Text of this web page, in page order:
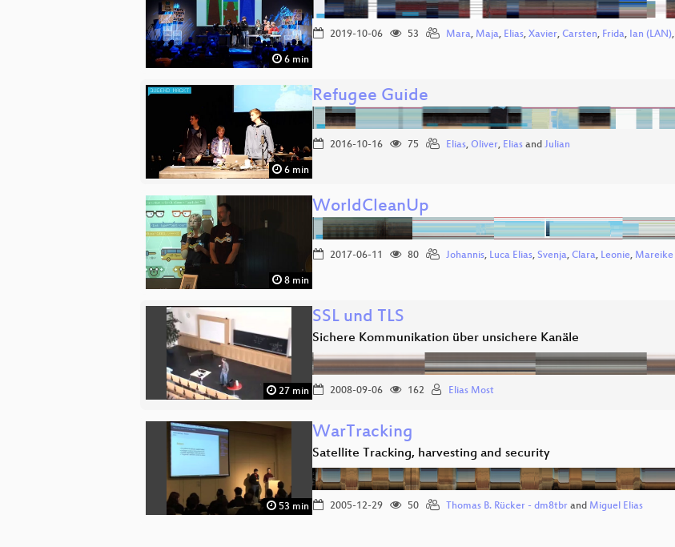
6 min
2019-10-06 53 Mara, Maja, Elias, Xavier, Carsten, Frida, Ian (LAN),
6 min
Refugee Guide
2016-10-16 75 Elias, Oliver, Elias and Julian
8 min
WorldCleanUp
2017-06-11 80 Johannis, Luca Elias, Svenja, Clara, Leonie, Mareike
27 min
SSL und TLS
Sichere Kommunikation über unsichere Kanäle
2008-09-06 162 Elias Most
53 min
WarTracking
Satellite Tracking, harvesting and security
2005-12-29 50 Thomas B. Rücker - dm8tbr and Miguel Elias